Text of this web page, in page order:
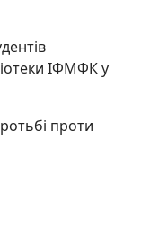
ІФМФК у
проти